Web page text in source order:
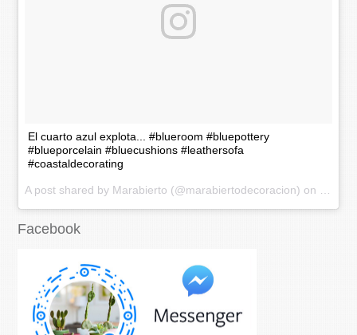
El cuarto azul explota... #blueroom #bluepottery
#blueporcelain #bluecushions #leathersofa
#coastaldecorating
Facebook